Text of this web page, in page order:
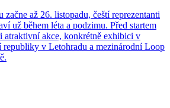
až 26. listopadu, čeští reprezentanti
už během léta a podzimu. Před startem
atraktivní akce, konkrétně exhibici v
republiky v Letohradu a mezinárodní Loop